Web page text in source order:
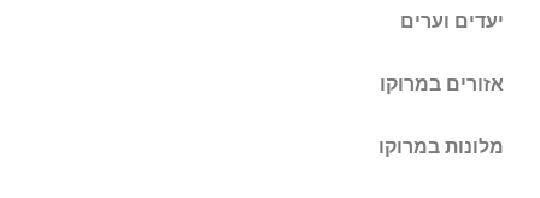
יעדים וערים
אזורים במרוקו
מלונות במרוקו